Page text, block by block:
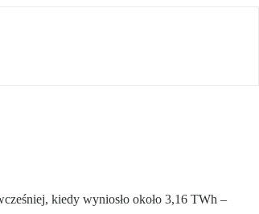
kiedy wyniosło około 3,16 TWh –